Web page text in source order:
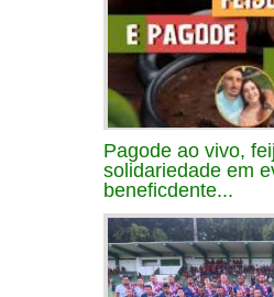
Pagode ao vivo,
solidariedade em
beneficdente...